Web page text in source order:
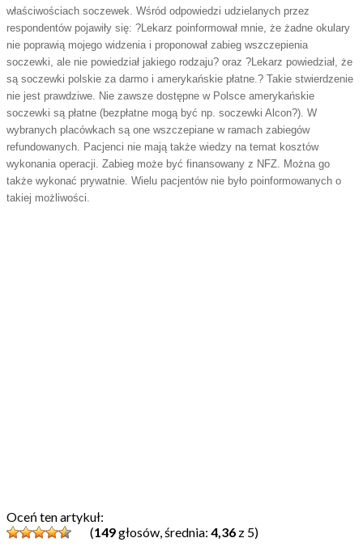
właściwościach soczewek. Wśród odpowiedzi udzielanych przez
respondentów pojawiły się: ?Lekarz poinformował mnie, że żadne okulary
nie poprawią mojego widzenia i proponował zabieg wszczepienia
soczewki, ale nie powiedział jakiego rodzaju? oraz ?Lekarz powiedział, że
są soczewki polskie za darmo i amerykańskie płatne.? Takie stwierdzenie
nie jest prawdziwe. Nie zawsze dostępne w Polsce amerykańskie
soczewki są płatne (bezpłatne mogą być np. soczewki Alcon?). W
wybranych placówkach są one wszczepiane w ramach zabiegów
refundowanych. Pacjenci nie mają także wiedzy na temat kosztów
wykonania operacji. Zabieg może być finansowany z NFZ. Można go
także wykonać prywatnie. Wielu pacjentów nie było poinformowanych o
takiej możliwości.
Oceń ten artykuł:
(149głosów, średnia: 4,36 z 5)